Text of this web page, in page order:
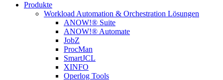
Produkte
Workload Automation & Orchestration Lösungen
ANOW!® Suite
ANOW!® Automate
JobZ
ProcMan
SmartJCL
XINFO
Operlog Tools